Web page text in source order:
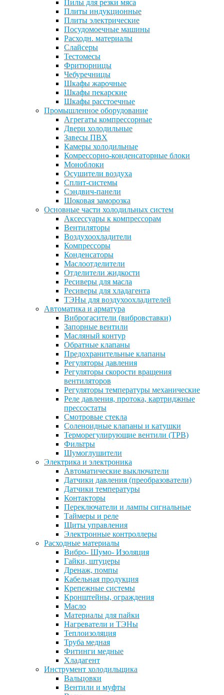
Пилы для резки мяса
Плиты индукционные
Плиты электрические
Посудомоечные машины
Расходн. материалы
Слайсеры
Тестомесы
Фритюрницы
Чебуречницы
Шкафы жарочные
Шкафы пекарские
Шкафы расстоечные
Промышленное оборудование
Агрегаты компрессорные
Двери холодильные
Завесы ПВХ
Камеры холодильные
Комрессорно-конденсаторные блоки
Моноблоки
Осушители воздуха
Сплит-системы
Сэндвич-панели
Шоковая заморозка
Основные части холодильных систем
Аксессуары к компрессорам
Вентиляторы
Воздухоохладители
Компрессоры
Конденсаторы
Маслоотделители
Отделители жидкости
Ресиверы для масла
Ресиверы для хладагента
ТЭНы для воздухоохладителей
Автоматика и арматура
Виброгасители (вибровставки)
Запорные вентили
Масляный контур
Обратные клапаны
Предохранительные клапаны
Регуляторы давления
Регуляторы скорости вращения
вентиляторов
Регуляторы температуры механические
Реле давления, протока, картриджные
прессостаты
Смотровые стекла
Соленоидные клапаны и катушки
Терморегулирующие вентили (ТРВ)
Фильтры
Шумоглушители
Электрика и электроника
Автоматические выключатели
Датчики давления (преобразователи)
Датчики температуры
Контакторы
Переключатели и лампы сигнальные
Таймеры и реле
Щиты управления
Электронные контроллеры
Расходные материалы
Вибро- Шумо- Изоляция
Гайки, штуцеры
Дренаж, помпы
Кабельная продукция
Крепежные системы
Кронштейны, ограждения
Масло
Материалы для пайки
Нагреватели и ТЭНы
Теплоизоляция
Труба медная
Фитинги медные
Хладагент
Инструмент холодильщика
Вальцовки
Вентили и муфты